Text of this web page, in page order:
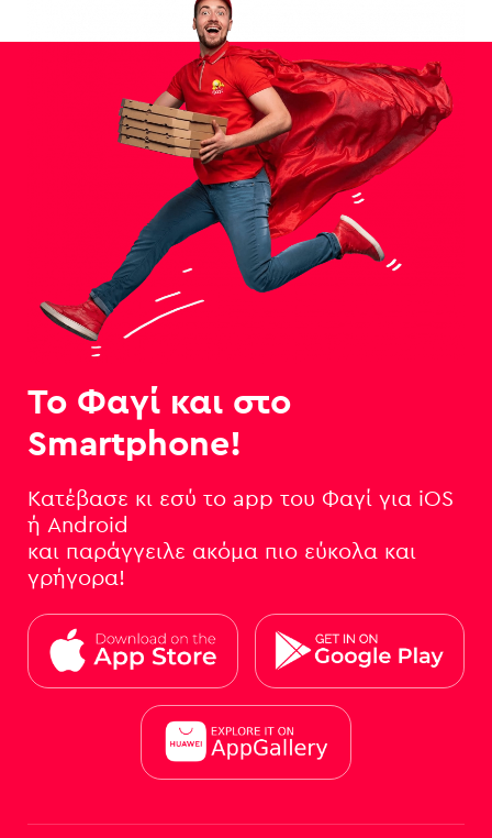
Το Φαγί και στο
Smartphone!
Κατέβασε κι εσύ το app του Φαγί για iOS
ή Android
και παράγγειλε ακόμα πιο εύκολα και
γρήγορα!